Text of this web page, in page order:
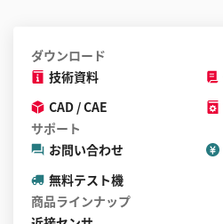
ダウンロード
技術資料
CAD / CAE
サポート
お問い合わせ
無料テスト機
商品ラインナップ